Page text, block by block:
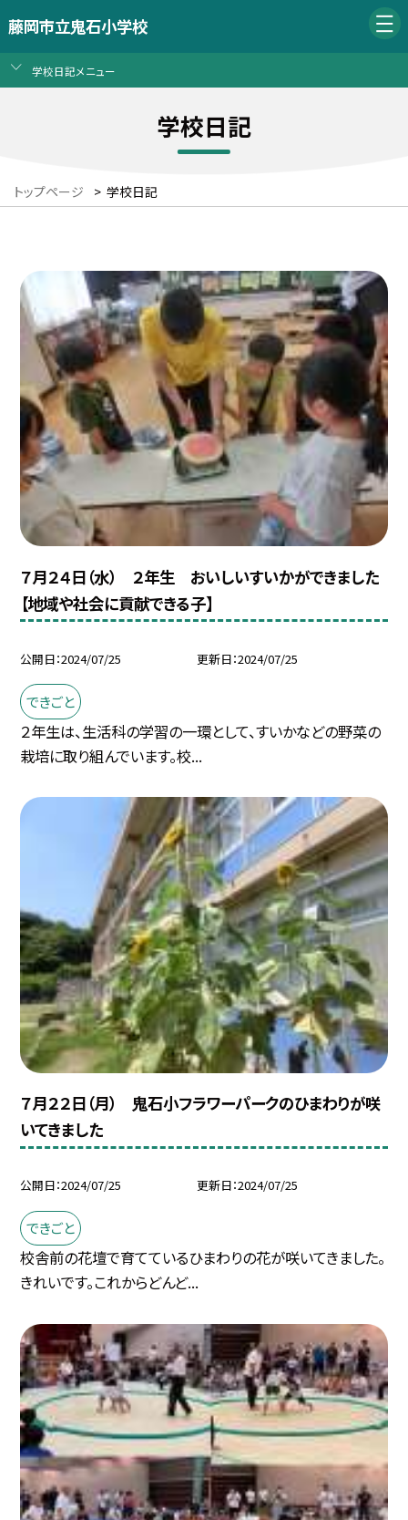
藤岡市立鬼石小学校
学校日記メニュー
学校日記
トップページ > 学校日記
７月２４日（水） ２年生 おいしいすいかができました
【地域や社会に貢献できる子】
公開日 2024/07/25 更新日 2024/07/25
できごと
２年生は、生活科の学習の一環として、すいかなどの野菜の
栽培に取り組んでいます。校...
７月２２日（月） 鬼石小フラワーパークのひまわりが咲
いてきました
公開日 2024/07/25 更新日 2024/07/25
できごと
校舎前の花壇で育てているひまわりの花が咲いてきました。
きれいです。これからどんど...